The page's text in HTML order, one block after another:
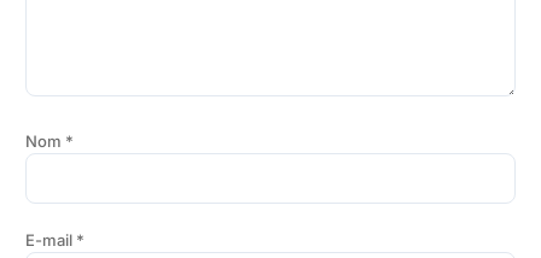
Nom *
E-mail *